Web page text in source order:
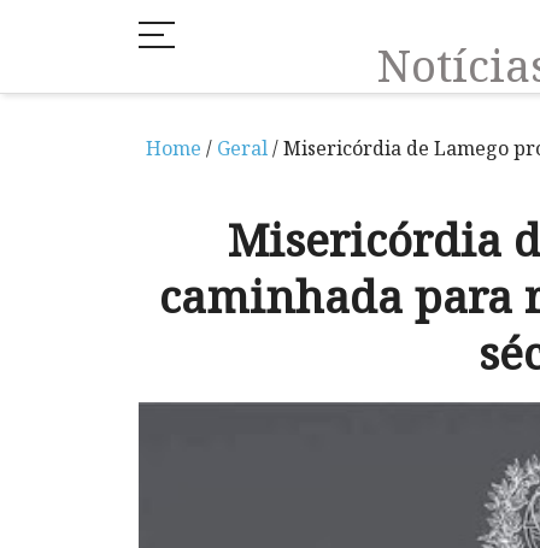
Home / Geral/ Misericórdia de Lamego
Misericórdia
caminhada para